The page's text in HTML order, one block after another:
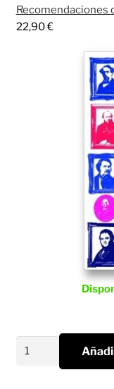
Recomendaciones
22,90€
Diez